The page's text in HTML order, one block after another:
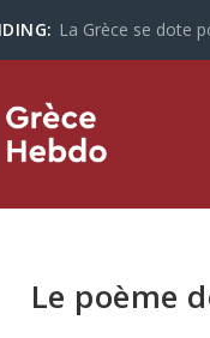
La Grèce se dote
Le poème